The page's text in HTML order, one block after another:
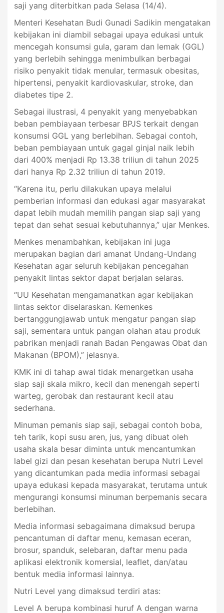
saji yang diterbitkan pada Selasa (14/4).
Menteri Kesehatan Budi Gunadi Sadikin mengatakan
kebijakan ini diambil sebagai upaya edukasi untuk
mencegah konsumsi gula, garam dan lemak (GGL)
yang berlebih sehingga menimbulkan berbagai
risiko penyakit tidak menular, termasuk obesitas,
hipertensi, penyakit kardiovaskular, stroke, dan
diabetes tipe 2.
Sebagai ilustrasi, 4 penyakit yang menyebabkan
beban pembiayaan terbesar BPJS terkait dengan
konsumsi GGL yang berlebihan. Sebagai contoh,
beban pembiayaan untuk gagal ginjal naik lebih
dari 400% menjadi Rp 13.38 triliun di tahun 2025
dari hanya Rp 2.32 triliun di tahun 2019.
“Karena itu, perlu dilakukan upaya melalui
pemberian informasi dan edukasi agar masyarakat
dapat lebih mudah memilih pangan siap saji yang
tepat dan sehat sesuai kebutuhannya,” ujar Menkes.
Menkes menambahkan, kebijakan ini juga
merupakan bagian dari amanat Undang-Undang
Kesehatan agar seluruh kebijakan pencegahan
penyakit lintas sektor dapat berjalan selaras.
“UU Kesehatan mengamanatkan agar kebijakan
lintas sektor diselaraskan. Kemenkes
bertanggungjawab untuk mengatur pangan siap
saji, sementara untuk pangan olahan atau produk
pabrikan menjadi ranah Badan Pengawas Obat dan
Makanan (BPOM),” jelasnya.
KMK ini di tahap awal tidak menargetkan usaha
siap saji skala mikro, kecil dan menengah seperti
warteg, gerobak dan restaurant kecil atau
sederhana.
Minuman pemanis siap saji, sebagai contoh boba,
teh tarik, kopi susu aren, jus, yang dibuat oleh
usaha skala besar diminta untuk mencantumkan
label gizi dan pesan kesehatan berupa Nutri Level
yang dicantumkan pada media informasi sebagai
upaya edukasi kepada masyarakat, terutama untuk
mengurangi konsumsi minuman berpemanis secara
berlebihan.
Media informasi sebagaimana dimaksud berupa
pencantuman di daftar menu, kemasan eceran,
brosur, spanduk, selebaran, daftar menu pada
aplikasi elektronik komersial, leaflet, dan/atau
bentuk media informasi lainnya.
Nutri Level yang dimaksud terdiri atas:
Level A berupa kombinasi huruf A dengan warna